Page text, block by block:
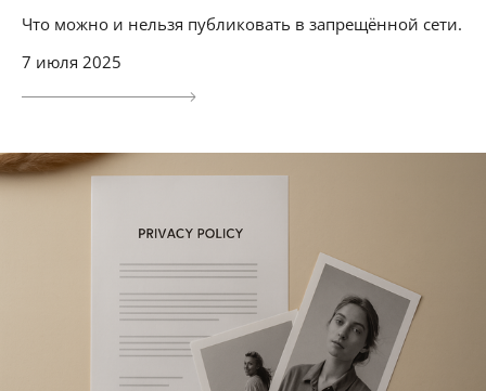
Что можно и нельзя публиковать в запрещённой сети.
7 июля 2025